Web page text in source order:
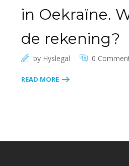
in Oekraïne.
de rekening?
by Hyslegal 0
READ MORE